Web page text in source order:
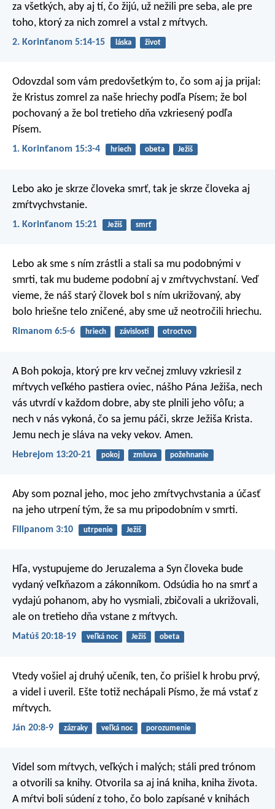
za všetkých, aby aj tí, čo žijú, už nežili pre seba, ale pre
toho, ktorý za nich zomrel a vstal z mŕtvych.
2. Korinťanom 5:14-15 láska život
Odovzdal som vám predovšetkým to, čo som aj ja prijal:
že Kristus zomrel za naše hriechy podľa Písem; že bol
pochovaný a že bol tretieho dňa vzkriesený podľa
Písem.
1. Korinťanom 15:3-4 hriech obeta Ježiš
Lebo ako je skrze človeka smrť, tak je skrze človeka aj
zmŕtvychvstanie.
1. Korinťanom 15:21 Ježiš smrť
Lebo ak sme s ním zrástli a stali sa mu podobnými v
smrti, tak mu budeme podobní aj v zmŕtvychvstaní. Veď
vieme, že náš starý človek bol s ním ukrižovaný, aby
bolo hriešne telo zničené, aby sme už neotročili hriechu.
Rimanom 6:5-6 hriech závislosti otroctvo
A Boh pokoja, ktorý pre krv večnej zmluvy vzkriesil z
mŕtvych veľkého pastiera oviec, nášho Pána Ježiša, nech
vás utvrdí v každom dobre, aby ste plnili jeho vôľu; a
nech v nás vykoná, čo sa jemu páči, skrze Ježiša Krista.
Jemu nech je sláva na veky vekov. Amen.
Hebrejom 13:20-21 pokoj zmluva požehnanie
Aby som poznal jeho, moc jeho zmŕtvychvstania a účasť
na jeho utrpení tým, že sa mu pripodobním v smrti.
Filipanom 3:10 utrpenie Ježiš
Hľa, vystupujeme do Jeruzalema a Syn človeka bude
vydaný veľkňazom a zákonníkom. Odsúdia ho na smrť a
vydajú pohanom, aby ho vysmiali, zbičovali a ukrižovali,
ale on tretieho dňa vstane z mŕtvych.
Matúš 20:18-19 veľká noc Ježiš obeta
Vtedy vošiel aj druhý učeník, ten, čo prišiel k hrobu prvý,
a videl i uveril. Ešte totiž nechápali Písmo, že má vstať z
mŕtvych.
Ján 20:8-9 zázraky veľká noc porozumenie
Videl som mŕtvych, veľkých i malých; stáli pred trónom
a otvorili sa knihy. Otvorila sa aj iná kniha, kniha života.
A mŕtvi boli súdení z toho, čo bolo zapísané v knihách